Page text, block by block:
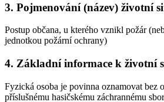
3. Pojmenování (název) životní
Postup občana, u kterého vznikl požár
jednotkou požární ochrany)
4. Základní informace k životní
Fyzická osoba je povinna oznamovat bez
příslušnému hasičskému záchrannému